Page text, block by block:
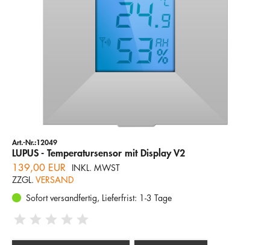
Art.-Nr.:12049
LUPUS - Temperatursensor mit Display V2
139,00 EUR
INKL. MWST
ZZGL. VERSAND
Sofort versandfertig, Lieferfrist: 1-3 Tage